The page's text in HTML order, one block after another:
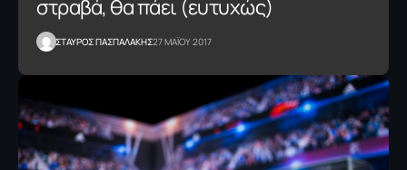
στραβά, θα πάει (ευτυχώς)
ΣΤΑΥΡΟΣ ΠΑΣΠΑΛΑΚΗΣ27 ΜΑΪΟΥ 2017